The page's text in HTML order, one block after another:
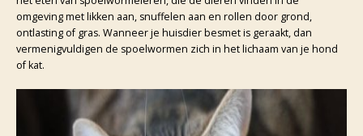
omgeving met likken aan, snuffelen aan en rollen door grond,
ontlasting of gras. Wanneer je huisdier besmet is geraakt, dan
vermenigvuldigen de spoelwormen zich in het lichaam van je hond
of kat.